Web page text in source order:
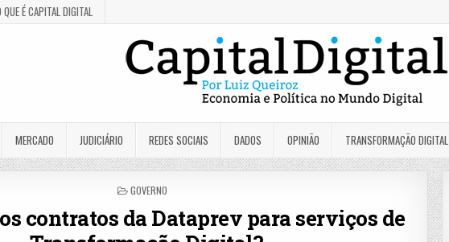
QUE É CAPITAL DIGITAL
MERCADO JUDICIÁRIO REDES SOCIAIS DADOS OPINIÃO TRANSFORMAÇÃO DIGITAL
POSTED
GOVERNO
contratos da Dataprev para serviços de